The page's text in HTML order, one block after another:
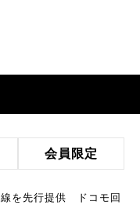
会員限定
を先行提供 ドコモ回